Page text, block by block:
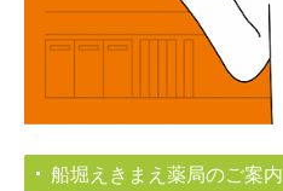
船堀えきまえ薬局のご案内